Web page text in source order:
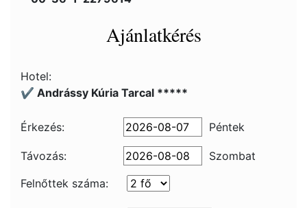
Ajánlatkérés
Hotel:
✔️ Andrássy Kúria Tarcal *****
Érkezés: Péntek
Távozás:
Szombat
Felnőttek száma: